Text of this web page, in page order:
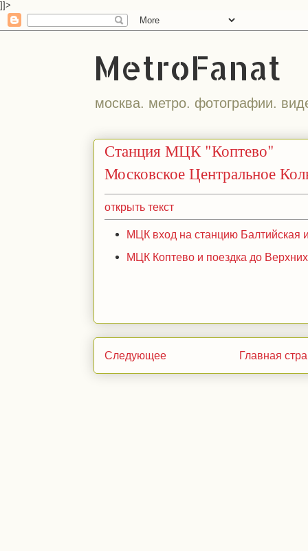
]]>
MetroFanat
москва. метро. фотографии.
Станция МЦК "Коптево"
Московское Центральное
открыть текст
МЦК вход на станцию Балтийская
МЦК Коптево и поездка до
Следующее Главная